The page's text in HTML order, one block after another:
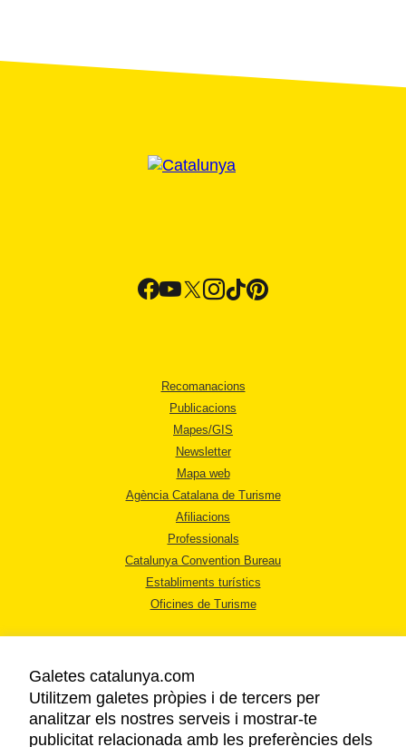
Recomanacions
Publicacions
Mapes/GIS
Newsletter
Mapa web
Agència Catalana de Turisme
Afiliacions
Professionals
Catalunya Convention Bureau
Establiments turístics
Oficines de Turisme
AVÍS LEGAL
Galetes catalunya.com
Utilitzem galetes pròpies i de tercers per
analitzar els nostres serveis i mostrar-te
publicitat relacionada amb les preferències dels